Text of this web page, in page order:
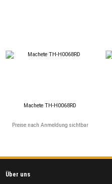
Machete TH-H0068RD
Preise nach Anmeldung sichtbar
Über uns